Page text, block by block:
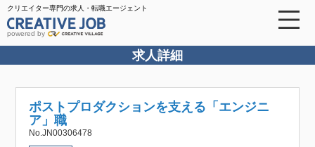
クリエイター専門の求人・転職エージェント
powered by
求人詳細
ポストプロダクションを支える「エンジニ
ア」職
No.JN00306478